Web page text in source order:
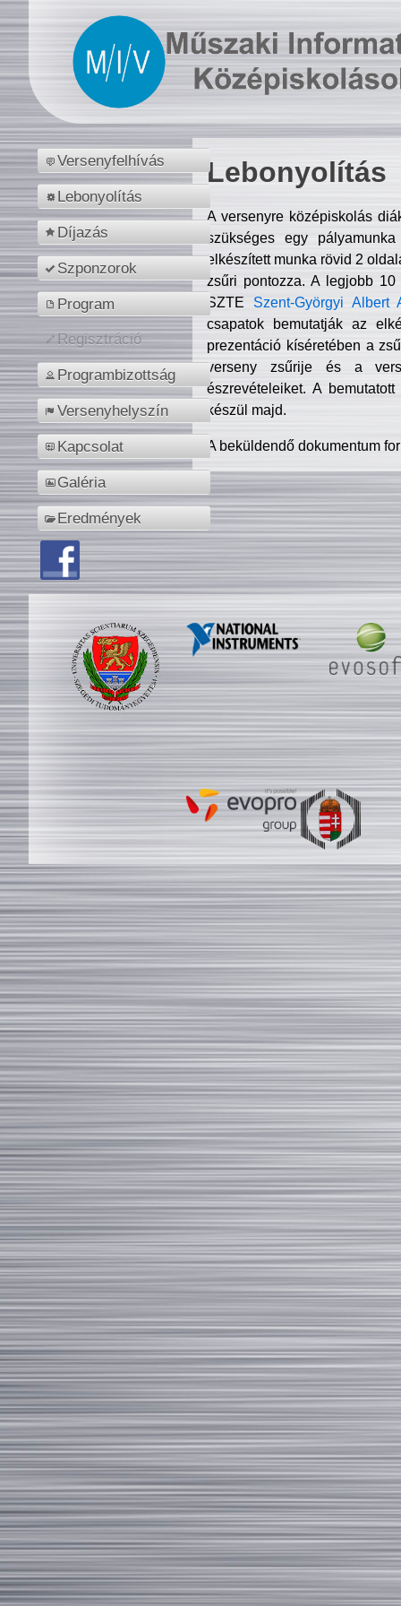
Versenyfelhívás
Lebonyolítás
Díjazás
Szponzorok
Program
Regisztráció
Programbizottság
Versenyhelyszín
Kapcsolat
Galéria
Eredmények
Lebonyolítás
A versenyre középiskolás
szükséges egy
elkészített munka rövid 2
zsűri pontozza. A legjobb
SZTE Szent-Györgyi Albert
csapatok bemutatják az
prezentáció kíséretében a
verseny zsűrije és a
észrevételeiket. A
készül majd.
A beküldendő dokumentum